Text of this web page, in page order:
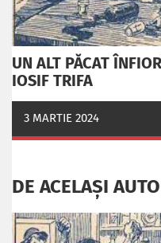
UN ALT PĂCAT
IOSIF TRIFA
3 MARTIE 2024
DE ACELAȘI